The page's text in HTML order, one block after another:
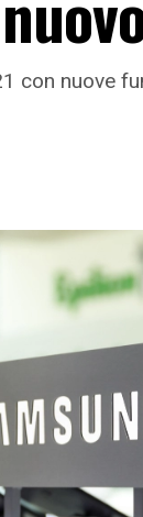
con nuove